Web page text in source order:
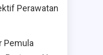
Perawatan
Pemula